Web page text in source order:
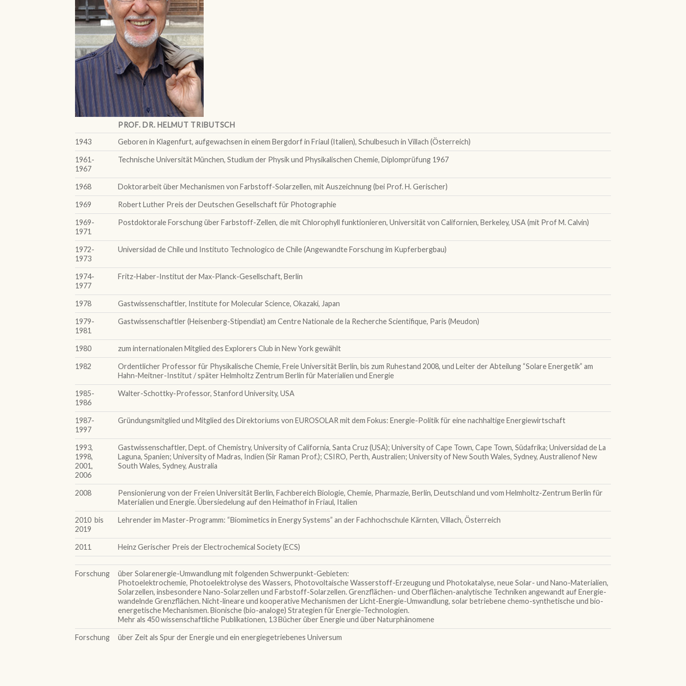
PROF. DR. HELMUT TRIBUTSCH
1943
Geboren in Klagenfurt, aufgewachsen in einem Bergdorf in Friaul (Italien), Schulbesuch in Villach (Österreich)
1961-
1967
Technische Universität München, Studium der Physik und Physikalischen Chemie, Diplomprüfung 1967
1968 Doktorarbeit über Mechanismen von Farbstoff-Solarzellen, mit Auszeichnung (bei Prof. H. Gerischer)
1969 Robert Luther Preis der Deutschen Gesellschaft für Photographie
1969-
1971
Postdoktorale Forschung über Farbstoff-Zellen, die mit Chlorophyll funktionieren, Universität von Californien, Berkeley, USA (mit Prof M. Calvin)
1972-
1973
Universidad de Chile und Instituto Technologico de Chile (Angewandte Forschung im Kupferbergbau)
1974-
1977
Fritz-Haber-Institut der Max-Planck-Gesellschaft, Berlin
1978 Gastwissenschaftler, Institute for Molecular Science, Okazaki, Japan
1979-
1981
Gastwissenschaftler (Heisenberg-Stipendiat) am Centre Nationale de la Recherche Scientifique, Paris (Meudon)
1980 zum internationalen Mitglied des Explorers Club in New York gewählt
1982
Ordentlicher Professor für Physikalische Chemie, Freie Universität Berlin, bis zum Ruhestand 2008, und Leiter der Abteilung “Solare Energetik” am
Hahn-Meitner-Institut / später Helmholtz Zentrum Berlin für Materialien und Energie
1985-
1986
Walter-Schottky-Professor, Stanford University, USA
1987-
1997
Gründungsmitglied und Mitglied des Direktoriums von EUROSOLAR mit dem Fokus: Energie-Politik für eine nachhaltige Energiewirtschaft
1993,
1998,
2001,
2006
Gastwissenschaftler, Dept. of Chemistry, University of California, Santa Cruz (USA); University of Cape Town, Cape Town, Südafrika; Universidad de La
Laguna, Spanien; University of Madras, Indien (Sir Raman Prof.); CSIRO, Perth, Australien; University of New South Wales, Sydney, Australienof New
South Wales, Sydney, Australia
2008
Pensionierung von der Freien Universität Berlin, Fachbereich Biologie, Chemie, Pharmazie, Berlin, Deutschland und vom Helmholtz-Zentrum Berlin für
Materialien und Energie. Übersiedelung auf den Heimathof in Friaul, Italien
2010 bis
2019
Lehrender im Master-Programm: “Biomimetics in Energy Systems” an der Fachhochschule Kärnten, Villach, Österreich
2011 Heinz Gerischer Preis der Electrochemical Society (ECS)
Forschung
über Solarenergie-Umwandlung mit folgenden Schwerpunkt-Gebieten:
Photoelektrochemie, Photoelektrolyse des Wassers, Photovoltaische Wasserstoff-Erzeugung und Photokatalyse, neue Solar- und Nano-Materialien,
Solarzellen, insbesondere Nano-Solarzellen und Farbstoff-Solarzellen. Grenzflächen- und Oberflächen-analytische Techniken angewandt auf Energie-
wandelnde Grenzflächen. Nicht-lineare und kooperative Mechanismen der Licht-Energie-Umwandlung, solar betriebene chemo-synthetische und bio-
energetische Mechanismen. Bionische (bio-analoge) Strategien für Energie-Technologien.
Mehr als 450 wissenschaftliche Publikationen, 13 Bücher über Energie und über Naturphänomene
Forschung über Zeit als Spur der Energie und ein energiegetriebenes Universum